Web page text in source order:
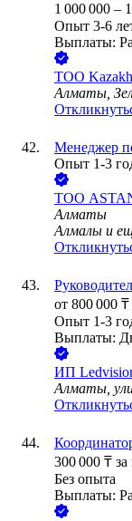
1 000 000 –
Опыт 3-6
Выплаты:
ТОО
Алматы,
Менеджер
Опыт 1-3
ТОО
Алматы
Алмалы и
от 800 000 ₸
Опыт 1-3
Выплаты:
ИП
Алматы,
300 000 ₸ за
Без опыта
Выплаты: